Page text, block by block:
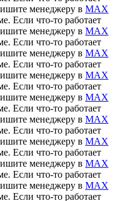
менеджеру в MAX
Если что-то работает
менеджеру в MAX
Если что-то работает
менеджеру в MAX
Если что-то работает
менеджеру в MAX
Если что-то работает
менеджеру в MAX
Если что-то работает
менеджеру в MAX
Если что-то работает
менеджеру в MAX
Если что-то работает
менеджеру в MAX
Если что-то работает
менеджеру в MAX
Если что-то работает